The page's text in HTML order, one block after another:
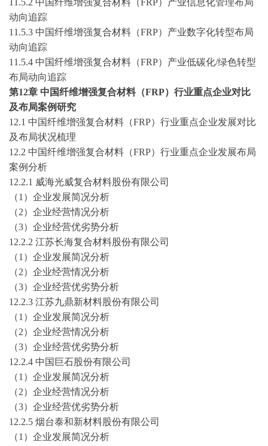
11.5.2 中国纤维增强复合材料（FRP）产业信息化管理布局
动向追踪
11.5.3 中国纤维增强复合材料（FRP）产业数字化转型布局
动向追踪
11.5.4 中国纤维增强复合材料（FRP）产业低碳化/绿色转型
布局动向追踪
第12章 中国纤维增强复合材料（FRP）行业重点企业对比
及布局案例研究
12.1 中国纤维增强复合材料（FRP）行业重点企业发展对比
及布局状况梳理
12.2 中国纤维增强复合材料（FRP）行业重点企业发展布局
案例分析
12.2.1 威海光威复合材料股份有限公司
（1）企业发展简况分析
（2）企业经营情况分析
（3）企业经营优劣势分析
12.2.2 江苏长海复合材料股份有限公司
（1）企业发展简况分析
（2）企业经营情况分析
（3）企业经营优劣势分析
12.2.3 江苏九鼎新材料股份有限公司
（1）企业发展简况分析
（2）企业经营情况分析
（3）企业经营优劣势分析
12.2.4 中国巨石股份有限公司
（1）企业发展简况分析
（2）企业经营情况分析
（3）企业经营优劣势分析
12.2.5 烟台泰和新材料股份有限公司
（1）企业发展简况分析